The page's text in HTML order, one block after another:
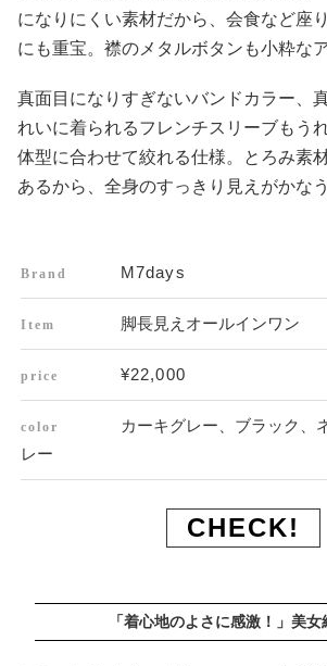
になりにくい素材だから、会食など座
にも重宝。襟のメタルボタンも小粋な
真面目になりすぎないバンドカラー、
れいに着られるフレンチスリーブもう
体型に合わせて絞れる仕様。とろみ素
あるから、全身のすっきり見えがかなう
Brand M7days
Item 脚長見えオールインワン
price ¥22,000
color
カーキグレー、ブラック、
レー
CHECK!
「着心地のよさに感激！」美